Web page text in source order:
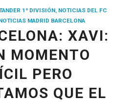
1ª DIVISIÓN, NOTICIAS DEL FC
MADRID BARCELONA
XAVI:
MOMENTO
PERO
QUE EL